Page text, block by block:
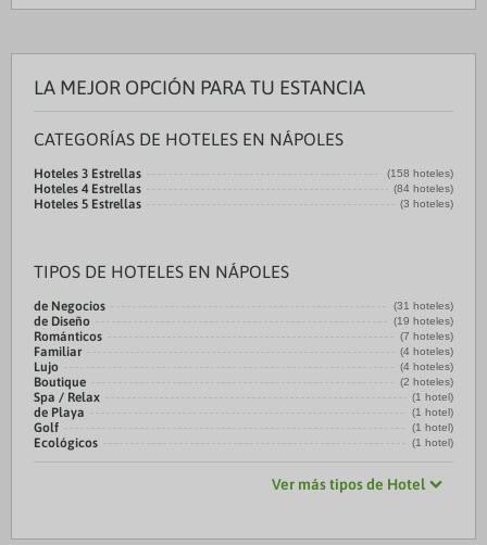
LA MEJOR OPCIÓN PARA TU ESTANCIA
CATEGORÍAS DE HOTELES EN NÁPOLES
Hoteles 3 Estrellas (158 hoteles)
Hoteles 4 Estrellas (84 hoteles)
Hoteles 5 Estrellas (3 hoteles)
TIPOS DE HOTELES EN NÁPOLES
de Negocios (31 hoteles)
de Diseño (19 hoteles)
Románticos (7 hoteles)
Familiar (4 hoteles)
Lujo (4 hoteles)
Boutique (2 hoteles)
Spa / Relax (1 hotel)
de Playa (1 hotel)
Golf (1 hotel)
Ecológicos (1 hotel)
Ver más tipos de Hotel